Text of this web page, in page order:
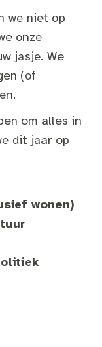
we niet op
onze
jasje. We
(of
om alles in
dit jaar op
wonen)